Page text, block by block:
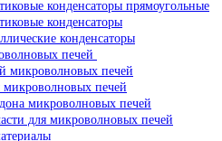
конденсаторы прямоугольные
конденсаторы
конденсаторы
печей
микроволновых печей
печей
микроволновых печей
для микроволновых печей